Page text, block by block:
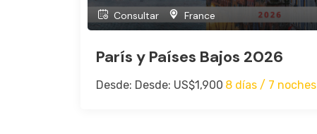
Consultar France
París y Países Bajos 2026
Desde: Desde: US$1,900 8 días / 7 noches